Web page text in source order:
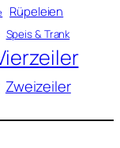
Rüpeleien
Speis & Trank
Zweizeiler